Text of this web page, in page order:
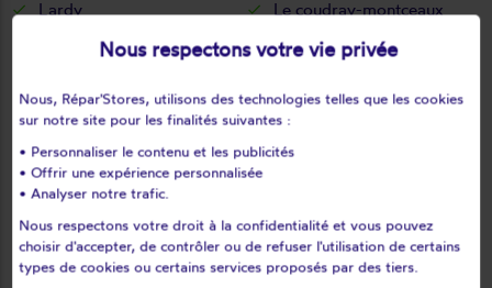
Lardy
Le coudray-montceaux
Le plessis-pâté
Le val-saint-germain
Les ulis
Leudeville
Leuville-sur-orge
Limours
Limours en hurepoix
Lisses
Longjumeau
Marcoussis
Marolles-en-beauce
Marolles-en-hurepoix
Massy
Mauchamps
Nous respectons votre vie privée
Nous, Répar'Stores, utilisons des technologies telles que les cookies
sur notre site pour les finalités suivantes :
• Personnaliser le contenu et les publicités
• Offrir une expérience personnalisée
• Analyser notre trafic.
Nous respectons votre droit à la confidentialité et vous pouvez
choisir d'accepter, de contrôler ou de refuser l'utilisation de certains
types de cookies ou certains services proposés par des tiers.